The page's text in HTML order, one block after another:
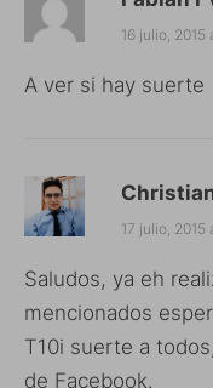
16 julio, 2015
A ver si hay suerte
17 julio, 2015
Saludos, ya eh
mencionados
T10i suerte a
de Facebook.